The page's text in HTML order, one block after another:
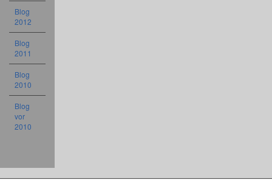
Blog
2012
Blog
2011
Blog
2010
Blog
vor
2010